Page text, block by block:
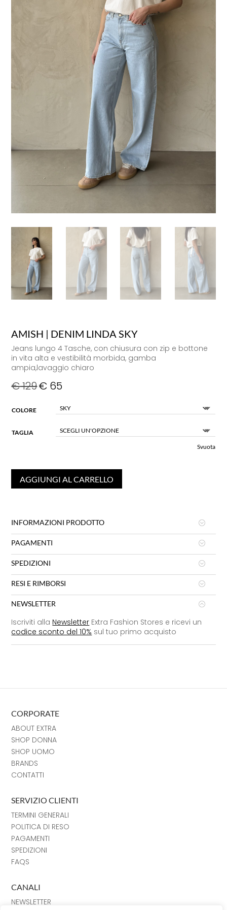
AMISH | DENIM LINDA SKY
Jeans lungo 4 Tasche, con chiusura con zip e bottone
in vita alta e vestibilità morbida, gamba
ampia,lavaggio chiaro
€129€ 65
COLORE
TAGLIA
Svuota
AGGIUNGI AL CARRELLO
INFORMAZIONI PRODOTTO
PAGAMENTI
SPEDIZIONI
RESI E RIMBORSI
NEWSLETTER
Iscriviti alla Newsletter Extra Fashion Stores e ricevi un
codice sconto del 10% sul tuo primo acquisto
CORPORATE
ABOUT EXTRA
SHOP DONNA
SHOP UOMO
BRANDS
CONTATTI
SERVIZIO CLIENTI
TERMINI GENERALI
POLITICA DI RESO
PAGAMENTI
SPEDIZIONI
FAQS
CANALI
NEWSLETTER